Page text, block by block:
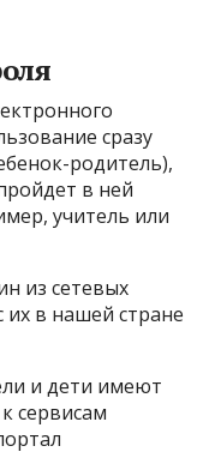
сразу
родитель),
в ней
учитель или
из сетевых
в нашей стране
и дети имеют
сервисам